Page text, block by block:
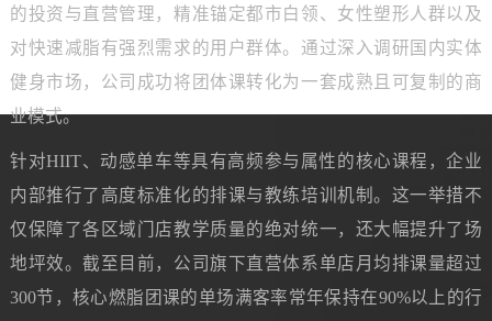
的投资与直营管理，精准锚定都市白领、女性塑形人群以及
对快速减脂有强烈需求的用户群体。通过深入调研国内实体
健身市场，公司成功将团体课转化为一套成熟且可复制的商
业模式。
针对HIIT、动感单车等具有高频参与属性的核心课程，企业
内部推行了高度标准化的排课与教练培训机制。这一举措不
仅保障了各区域门店教学质量的绝对统一，还大幅提升了场
地坪效。截至目前，公司旗下直营体系单店月均排课量超过
300节，核心燃脂团课的单场满客率常年保持在90%以上的行